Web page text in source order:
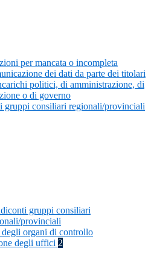
per mancata o incompleta
dei dati da parte dei titolari
politici, di amministrazione, di
o di governo
gruppi consiliari regionali/provinciali
gruppi consiliari
provinciali
organi di controllo
degli uffici 2